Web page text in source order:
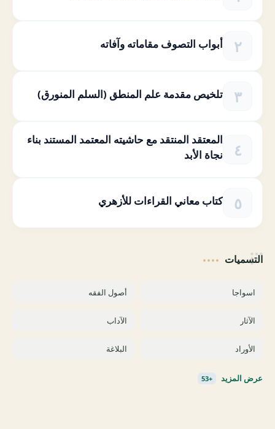
أبواب التصوف مقاماته وآفاته
تلخيص مقدمة علم المنطق (السلم المنورق)
المعتقد المنتقد مع حاشيته المعتمد المستند بناء
نجاة الأبد
كتاب معاني القراءات للأزهري
التسميات